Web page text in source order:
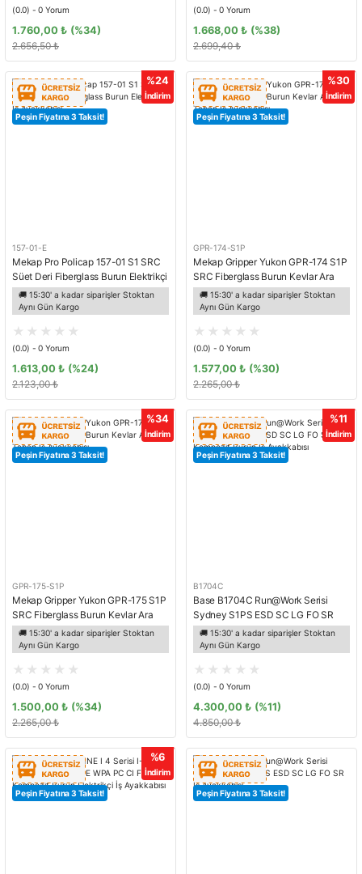
(0.0) - 0 Yorum
1.760,00 ₺
2.656,50 ₺
(%34)
(0.0) - 0 Yorum
1.668,00 ₺
2.699,40 ₺
(%38)
%24
İndirim
Peşin Fiyatına 3 Taksit!
157-01-E
Mekap Pro Policap 157-01 S1 SRC
Süet Deri Fiberglass Burun Elektrikçi
İş Ayakkabısı
🚚 15:30' a kadar siparişler Stoktan
Aynı Gün Kargo
(0.0) - 0 Yorum
1.613,00 ₺
2.123,00 ₺
(%24)
%30
İndirim
Peşin Fiyatına 3 Taksit!
GPR-174-S1P
Mekap Gripper Yukon GPR-174 S1P
SRC Fiberglass Burun Kevlar Ara
Taban İş Ayakkabısı
🚚 15:30' a kadar siparişler Stoktan
Aynı Gün Kargo
(0.0) - 0 Yorum
1.577,00 ₺
2.265,00 ₺
(%30)
%34
İndirim
Peşin Fiyatına 3 Taksit!
GPR-175-S1P
Mekap Gripper Yukon GPR-175 S1P
SRC Fiberglass Burun Kevlar Ara
Taban İş Ayakkabısı
🚚 15:30' a kadar siparişler Stoktan
Aynı Gün Kargo
(0.0) - 0 Yorum
1.500,00 ₺
2.265,00 ₺
(%34)
%11
İndirim
Peşin Fiyatına 3 Taksit!
B1704C
Base B1704C Run@Work Serisi
Sydney S1PS ESD SC LG FO SR
Kompozit Burun İş Ayakkabısı
🚚 15:30' a kadar siparişler Stoktan
Aynı Gün Kargo
(0.0) - 0 Yorum
4.300,00 ₺
4.850,00 ₺
(%11)
%6
İndirim
Peşin Fiyatına 3 Taksit! Peşin Fiyatına 3 Taksit!